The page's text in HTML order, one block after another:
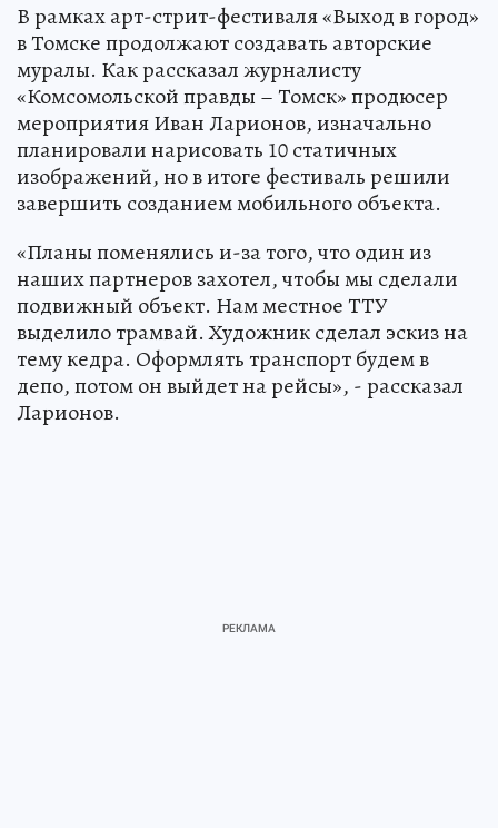
В рамках арт-стрит-фестиваля «Выход в город»
в Томске продолжают создавать авторские
муралы. Как рассказал журналисту
«Комсомольской правды – Томск» продюсер
мероприятия Иван Ларионов, изначально
планировали нарисовать 10 статичных
изображений, но в итоге фестиваль решили
завершить созданием мобильного объекта.
«Планы поменялись и-за того, что один из
наших партнеров захотел, чтобы мы сделали
подвижный объект. Нам местное ТТУ
выделило трамвай. Художник сделал эскиз на
тему кедра. Оформлять транспорт будем в
депо, потом он выйдет на рейсы», - рассказал
Ларионов.